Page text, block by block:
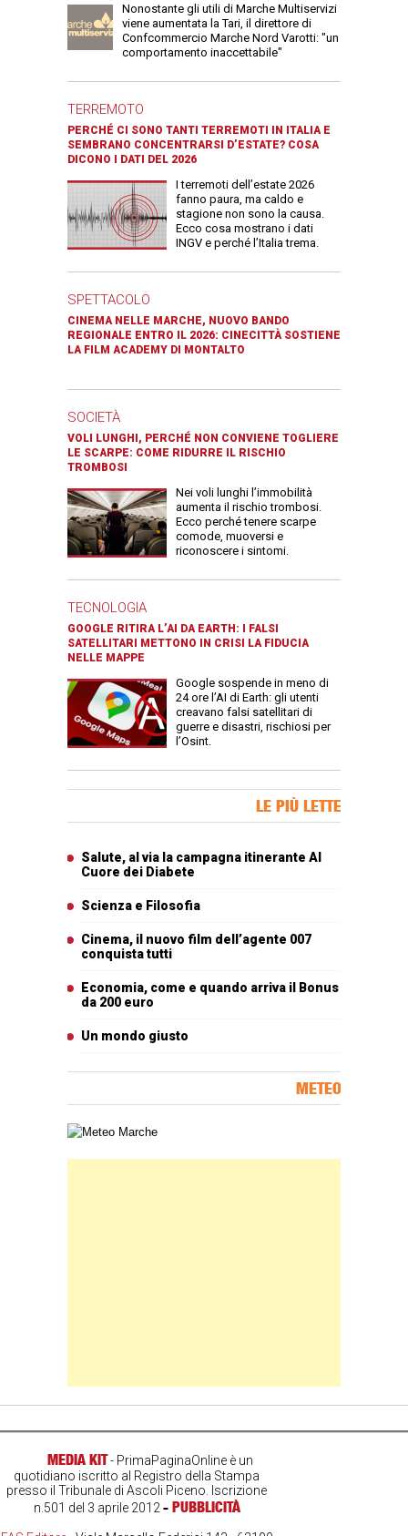
Nonostante gli utili di Marche Multiservizi
viene aumentata la Tari, il direttore di
Confcommercio Marche Nord Varotti: "un
comportamento inaccettabile"
TERREMOTO
PERCHÉ CI SONO TANTI TERREMOTI IN ITALIA E
SEMBRANO CONCENTRARSI D’ESTATE? COSA
DICONO I DATI DEL 2026
I terremoti dell’estate 2026
fanno paura, ma caldo e
stagione non sono la causa.
Ecco cosa mostrano i dati
INGV e perché l’Italia trema.
SPETTACOLO
CINEMA NELLE MARCHE, NUOVO BANDO
REGIONALE ENTRO IL 2026: CINECITTÀ SOSTIENE
LA FILM ACADEMY DI MONTALTO
SOCIETÀ
VOLI LUNGHI, PERCHÉ NON CONVIENE TOGLIERE
LE SCARPE: COME RIDURRE IL RISCHIO
TROMBOSI
Nei voli lunghi l’immobilità
aumenta il rischio trombosi.
Ecco perché tenere scarpe
comode, muoversi e
riconoscere i sintomi.
TECNOLOGIA
GOOGLE RITIRA L’AI DA EARTH: I FALSI
SATELLITARI METTONO IN CRISI LA FIDUCIA
NELLE MAPPE
Google sospende in meno di
24 ore l’AI di Earth: gli utenti
creavano falsi satellitari di
guerre e disastri, rischiosi per
l’Osint.
LE PIÙ LETTE
Salute, al via la campagna itinerante Al
Cuore dei Diabete
Scienza e Filosofia
Cinema, il nuovo film dell’agente 007
conquista tutti
Economia, come e quando arriva il Bonus
da 200 euro
Un mondo giusto
METEO
Carta meteorologica delle Marche
MEDIA KIT- PrimaPaginaOnline è un
quotidiano iscritto al Registro della Stampa
presso il Tribunale di Ascoli Piceno. Iscrizione
n.501 del 3 aprile 2012 - PUBBLICITÀ